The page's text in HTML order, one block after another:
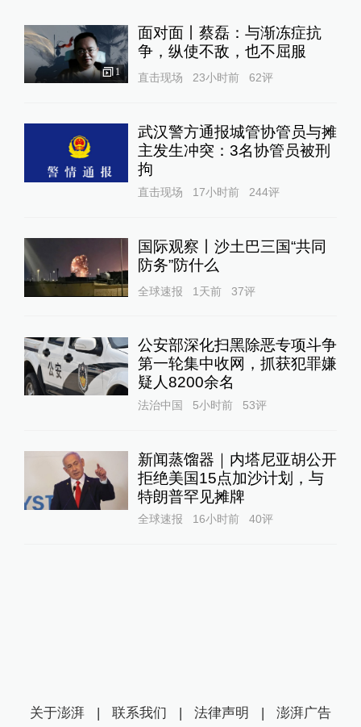
1
面对面丨蔡磊：与渐冻症抗
争，纵使不敌，也不屈服
直击现场 23小时前 62评
武汉警方通报城管协管员与摊
主发生冲突：3名协管员被刑
拘
直击现场 17小时前 244评
国际观察丨沙土巴三国“共同
防务”防什么
全球速报 1天前 37评
公安部深化扫黑除恶专项斗争
第一轮集中收网，抓获犯罪嫌
疑人8200余名
法治中国 5小时前 53评
新闻蒸馏器｜内塔尼亚胡公开
拒绝美国15点加沙计划，与
特朗普罕见摊牌
全球速报 16小时前 40评
关于澎湃 | 联系我们 | 法律声明 | 澎湃广告